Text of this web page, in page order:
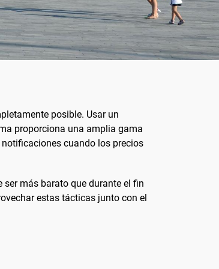
posible. Usar un
proporciona una amplia gama
cuando los precios
más barato que durante el fin
estas tácticas junto con el